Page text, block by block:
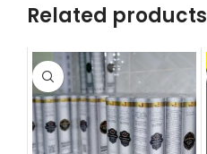
Related products